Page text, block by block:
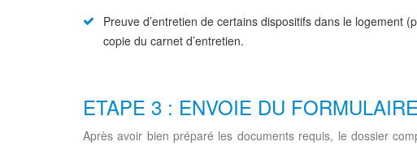
Preuve d’entretien de certains dispositifs dans le
copie du carnet d’entretien.
ETAPE 3 : ENVOIE DU FORMULAIRE
Après avoir bien préparé les documents requis, le dossier